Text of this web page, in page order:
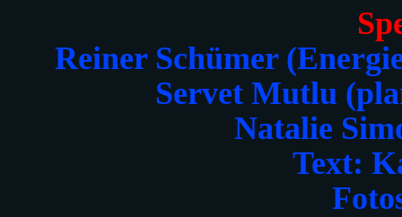
Reiner Schümer
Servet Mutlu
Natalie
Text: